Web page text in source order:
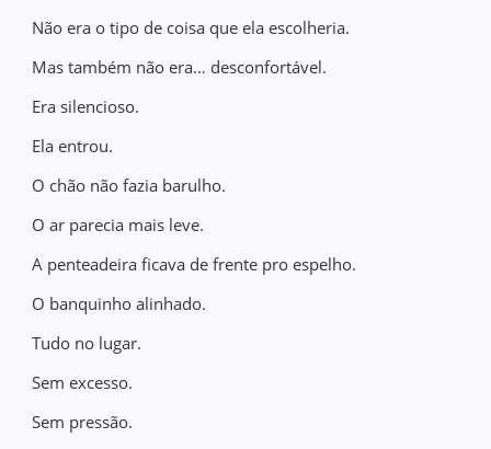
Não era o tipo de coisa que ela escolheria.
Mas também não era… desconfortável.
Era silencioso.
Ela entrou.
O chão não fazia barulho.
O ar parecia mais leve.
A penteadeira ficava de frente pro espelho.
O banquinho alinhado.
Tudo no lugar.
Sem excesso.
Sem pressão.